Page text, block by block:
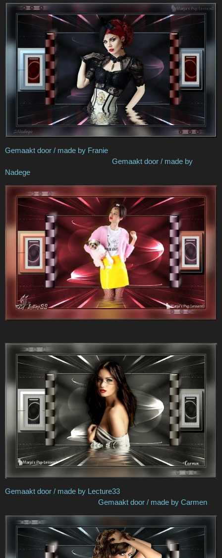
Gemaakt door / made by Franie
Gemaakt door / made by
Nadege
Gemaakt door / made by Lecture33
Gemaakt door / made by Carmen